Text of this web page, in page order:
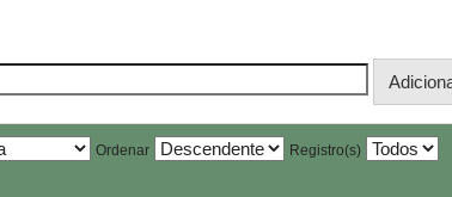
Ordenar Registro(s)